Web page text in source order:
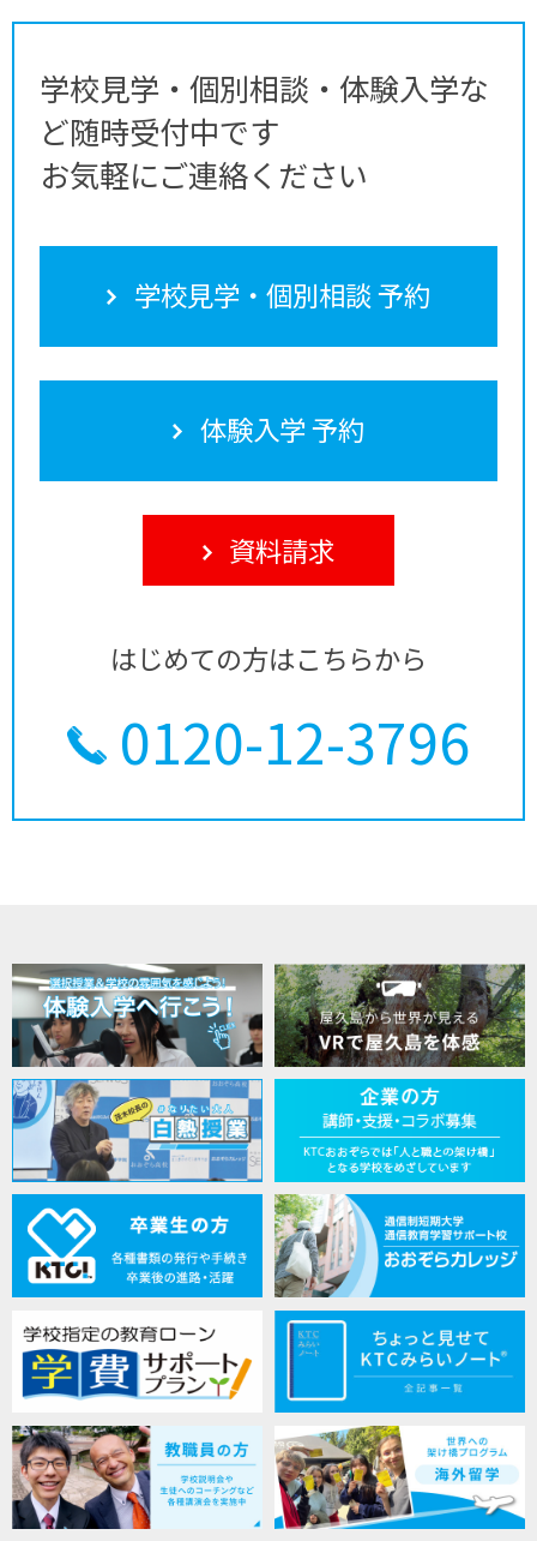
学校見学・個別相談・体験入学な
ど随時受付中です
お気軽にご連絡ください
学校見学・個別相談 予約
体験入学 予約
資料請求
はじめての方はこちらから
0120-12-3796